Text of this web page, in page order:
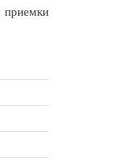
приемки